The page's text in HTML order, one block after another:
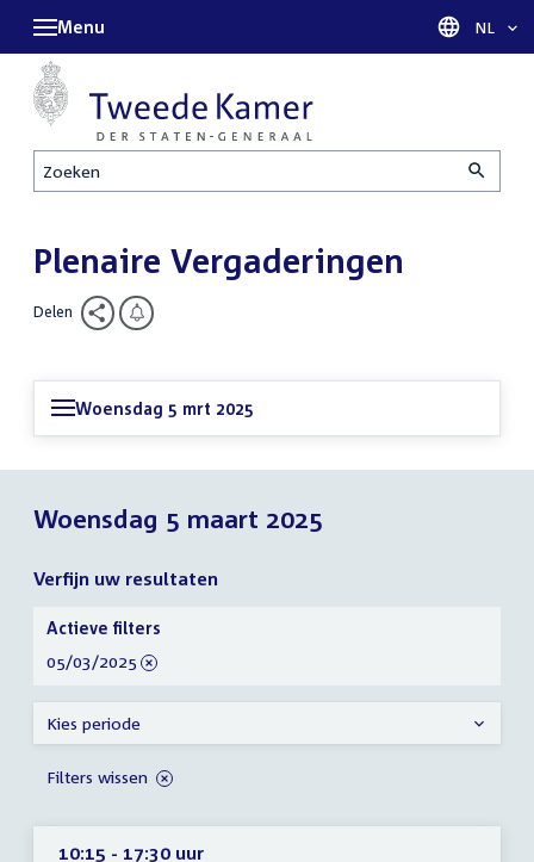
Zoeken
Menu Taal
NL
Plenaire Vergaderingen
Delen
Woensdag 5 mrt 2025
Woensdag 5 maart 2025
Verfijn uw resultaten
10:15 - 17:30 uur
Verfijn
uw
resultaten
Actieve filters
verwijder
05/03/2025
Kies periode
Filters wissen